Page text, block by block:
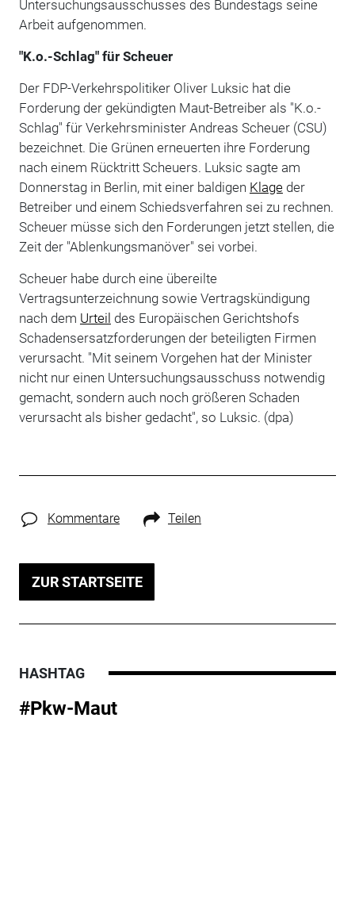
Untersuchungsausschusses des Bundestags seine
Arbeit aufgenommen.
"K.o.-Schlag" für Scheuer
Der FDP-Verkehrspolitiker Oliver Luksic hat die
Forderung der gekündigten Maut-Betreiber als "K.o.-
Schlag" für Verkehrsminister Andreas Scheuer (CSU)
bezeichnet. Die Grünen erneuerten ihre Forderung
nach einem Rücktritt Scheuers. Luksic sagte am
Donnerstag in Berlin, mit einer baldigen Klageder
Betreiber und einem Schiedsverfahren sei zu rechnen.
Scheuer müsse sich den Forderungen jetzt stellen, die
Zeit der "Ablenkungsmanöver" sei vorbei.
Scheuer habe durch eine übereilte
Vertragsunterzeichnung sowie Vertragskündigung
nach dem Urteil des Europäischen Gerichtshofs
Schadensersatzforderungen der beteiligten Firmen
verursacht. "Mit seinem Vorgehen hat der Minister
nicht nur einen Untersuchungsausschuss notwendig
gemacht, sondern auch noch größeren Schaden
verursacht als bisher gedacht", so Luksic. (dpa)
Kommentare Teilen
ZUR STARTSEITE
HASHTAG
#Pkw-Maut